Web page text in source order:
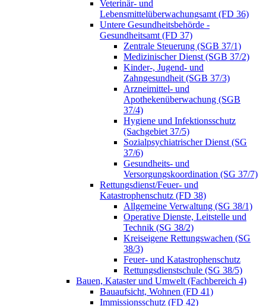
Veterinär- und
Lebensmittelüberwachungsamt (FD 36)
Untere Gesundheitsbehörde -
Gesundheitsamt (FD 37)
Zentrale Steuerung (SGB 37/1)
Medizinischer Dienst (SGB 37/2)
Kinder-, Jugend- und
Zahngesundheit (SGB 37/3)
Arzneimittel- und
Apothekenüberwachung (SGB
37/4)
Hygiene und Infektionsschutz
(Sachgebiet 37/5)
Sozialpsychiatrischer Dienst (SG
37/6)
Gesundheits- und
Versorgungskoordination (SG 37/7)
Rettungsdienst/Feuer- und
Katastrophenschutz (FD 38)
Allgemeine Verwaltung (SG 38/1)
Operative Dienste, Leitstelle und
Technik (SG 38/2)
Kreiseigene Rettungswachen (SG
38/3)
Feuer- und Katastrophenschutz
Rettungsdienstschule (SG 38/5)
Bauen, Kataster und Umwelt (Fachbereich 4)
Bauaufsicht, Wohnen (FD 41)
Immissionsschutz (FD 42)